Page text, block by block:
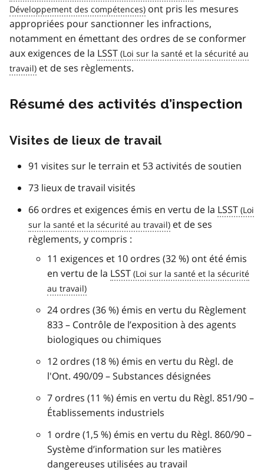
ont pris les mesures
appropriées pour sanctionner les infractions,
notamment en émettant des ordres de se conformer
aux exigences de la LSST
et de ses règlements.
Résumé des activités d’inspection
Visites de lieux de travail
91 visites sur le terrain et 53 activités de soutien
73 lieux de travail visités
66 ordres et exigences émis en vertu de la LSST
et de ses
règlements, y compris :
11 exigences et 10 ordres (32 %) ont été émis
en vertu de la LSST
24 ordres (36 %) émis en vertu du Règlement
833 – Contrôle de l’exposition à des agents
biologiques ou chimiques
12 ordres (18 %) émis en vertu du Règl. de
l'Ont. 490/09 – Substances désignées
7 ordres (11 %) émis en vertu du Règl. 851/90 –
Établissements industriels
1 ordre (1,5 %) émis en vertu du Règl. 860/90 –
Système d’information sur les matières
dangereuses utilisées au travail